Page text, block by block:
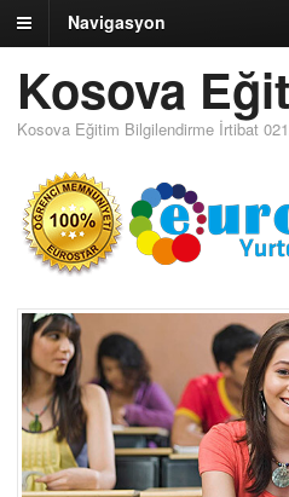
Navigasyon
Kosova
Kosova Eğitim Bilgilendirme İrtibat